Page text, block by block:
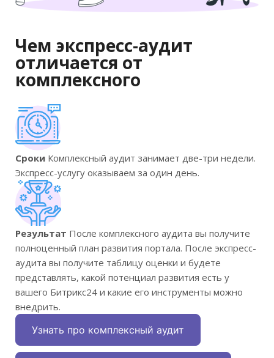
Чем экспресс-аудит
отличается от
комплексного
Сроки Комплексный аудит занимает две-три недели.
Экспресс-услугу оказываем за один день.
Результат После комплексного аудита вы получите
полноценный план развития портала. После экспресс-
аудита вы получите таблицу оценки и будете
представлять, какой потенциал развития есть у
вашего Битрикс24 и какие его инструменты можно
внедрить.
Узнать про комплексный аудит